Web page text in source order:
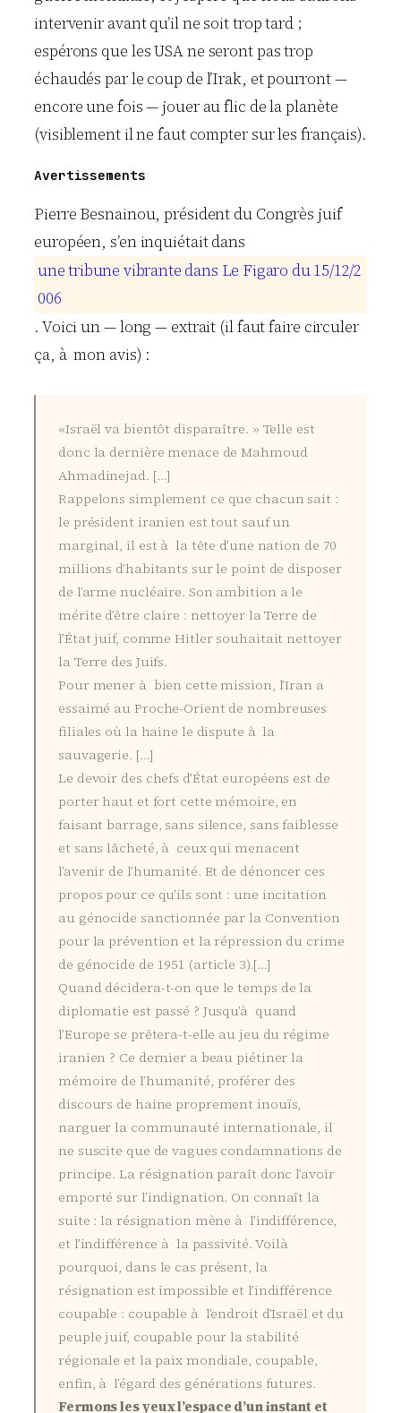
intervenir avant qu’il ne soit trop tard ;
espérons que les USA ne seront pas trop
échaudés par le coup de l’Irak, et pourront —
encore une fois — jouer au flic de la planète
(visiblement il ne faut compter sur les français).
Avertissements
Pierre Besnainou, président du Congrès juif
européen, s’en inquiétait dans
unetribune vibrante dans Le Figaro du15/12/2
006
. Voici un — long — extrait (il faut faire circuler
ça, à mon avis) :
«Israël va bientôt disparaître. » Telle est
donc la dernière menace de Mahmoud
Ahmadinejad. […]
Rappelons simplement ce que chacun sait :
le président iranien est tout sauf un
marginal, il est à la tête d’une nation de 70
millions d’habitants sur le point de disposer
de l’arme nucléaire. Son ambition a le
mérite d’être claire : nettoyer la Terre de
l’État juif, comme Hitler souhaitait nettoyer
la Terre des Juifs.
Pour mener à bien cette mission, l’Iran a
essaimé au Proche-Orient de nombreuses
filiales où la haine le dispute à la
sauvagerie. […]
Le devoir des chefs d’État européens est de
porter haut et fort cette mémoire, en
faisant barrage, sans silence, sans faiblesse
et sans lâcheté, à ceux qui menacent
l’avenir de l’humanité. Et de dénoncer ces
propos pour ce qu’ils sont : une incitation
au génocide sanctionnée par la Convention
pour la prévention et la répression du crime
de génocide de 1951 (article 3).[…]
Quand décidera-t-on que le temps de la
diplomatie est passé ? Jusqu’à quand
l’Europe se prêtera-t-elle au jeu du régime
iranien ? Ce dernier a beau piétiner la
mémoire de l’humanité, proférer des
discours de haine proprement inouïs,
narguer la communauté internationale, il
ne suscite que de vagues condamnations de
principe. La résignation paraît donc l’avoir
emporté sur l’indignation. On connaît la
suite : la résignation mène à l’indifférence,
et l’indifférence à la passivité. Voilà
pourquoi, dans le cas présent, la
résignation est impossible et l’indifférence
coupable : coupable à l’endroit d’Israël et du
peuple juif, coupable pour la stabilité
régionale et la paix mondiale, coupable,
enfin, à l’égard des générations futures.
Fermons les yeux l’espace d’un instant et